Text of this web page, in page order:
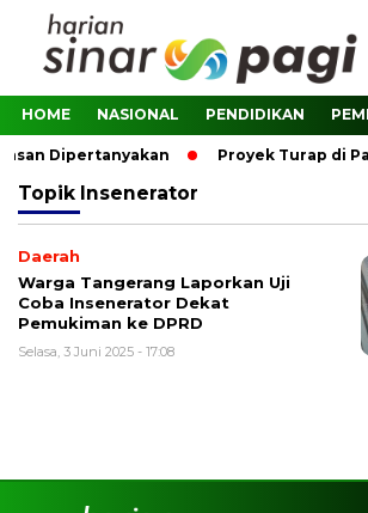
HOME NASIONAL PENDIDIKAN
Dipertanyakan Proyek Turap di
Topik Insenerator
Daerah
Warga Tangerang Laporkan Uji
Coba Insenerator Dekat
Pemukiman ke DPRD
Selasa, 3 Juni 2025 - 17:08